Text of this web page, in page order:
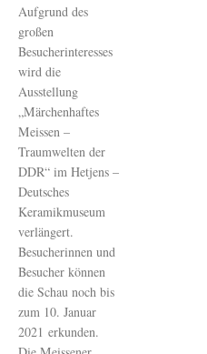
Aufgrund des
großen
Besucherinteresses
wird die
Ausstellung
„Märchenhaftes
Meissen –
Traumwelten der
DDR“ im Hetjens –
Deutsches
Keramikmuseum
verlängert.
Besucherinnen und
Besucher können
die Schau noch bis
zum 10. Januar
2021 erkunden.